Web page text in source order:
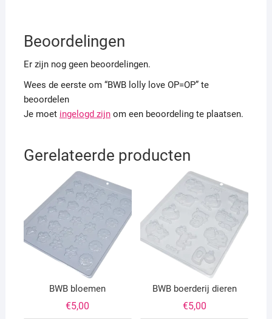
Beoordelingen
Er zijn nog geen beoordelingen.
Wees de eerste om “BWB lolly love OP=OP” te
beoordelen
Je moet ingelogd zijnom een beoordeling te plaatsen.
Gerelateerde producten
BWB bloemen
€5,00
BWB boerderij dieren
€5,00